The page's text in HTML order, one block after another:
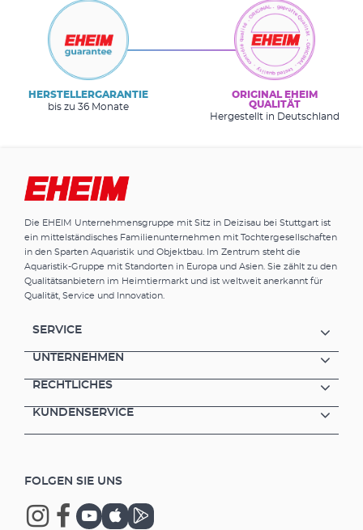
HERSTELLERGARANTIE
bis zu 36 Monate
ORIGINAL EHEIM
QUALITÄT
Hergestellt in Deutschland
Die EHEIM Unternehmensgruppe mit Sitz in Deizisau bei Stuttgart ist
ein mittelständisches Familienunternehmen mit Tochtergesellschaften
in den Sparten Aquaristik und Objektbau. Im Zentrum steht die
Aquaristik-Gruppe mit Standorten in Europa und Asien. Sie zählt zu den
Qualitätsanbietern im Heimtiermarkt und ist weltweit anerkannt für
Qualität, Service und Innovation.
SERVICE
UNTERNEHMEN
RECHTLICHES
KUNDENSERVICE
FOLGEN SIE UNS